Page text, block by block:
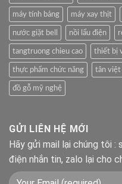
máy tính bảng máy xay thịt
nước giặt bell nồi lẩu điện
tangtruong chieu cao thiết bị
thực phẩm chức năng tân việt
đồ gỗ mỹ nghệ
GỬI LIÊN HỆ MỚI
Hãy gửi mail lại chúng tôi :
điện nhắn tin, zalo lại cho